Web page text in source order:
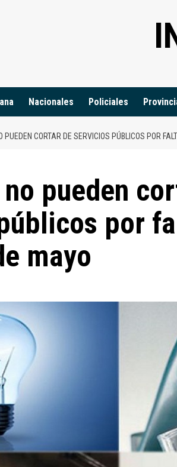
Nacionales Policiales
PUEDEN CORTAR DE SERVICIOS PÚBLICOS POR
pueden
por
mayo